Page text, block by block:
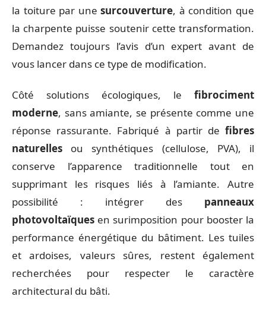
la toiture par unesurcouverture, à condition que
la charpente puisse soutenir cette transformation.
Demandez toujours l’avis d’un expert avant de
vous lancer dans ce type de modification.
Côté solutions écologiques, le fibrociment
moderne, sans amiante, se présente comme une
réponse rassurante. Fabriqué à partir de fibres
naturelles ou synthétiques (cellulose, PVA), il
conserve l’apparence traditionnelle tout en
supprimant les risques liés à l’amiante. Autre
possibilité : intégrer des panneaux
photovoltaïques en surimposition pour booster la
performance énergétique du bâtiment. Les tuiles
et ardoises, valeurs sûres, restent également
recherchées pour respecter le caractère
architectural du bâti.